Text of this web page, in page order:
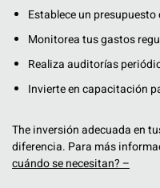
Establece un presupuesto
Monitorea tus gastos
Realiza auditorías
Invierte en capacitación
The inversión adecuada en
diferencia. Para más
cuándo se necesitan? –